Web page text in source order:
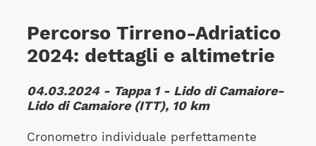
Percorso Tirreno-Adriatico
2024: dettagli e altimetrie
04.03.2024 - Tappa 1 - Lido di Camaiore-
Lido di Camaiore (ITT), 10 km
Cronometro individuale perfettamente